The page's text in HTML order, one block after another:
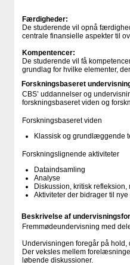
Færdigheder:
De studerende vil opnå
centrale finansielle aspekter til
Kompentencer:
De studerende vil få
grundlag for hvilke elementer,
Forskningsbaseret
CBS’ uddannelser og
forskningsbaseret viden og
Forskningsbaseret viden
Klassisk og grundlæggende
Forskningslignende aktiviteter
Dataindsamling
Analyse
Diskussion, kritisk refleksion,
Aktiviteter der bidrager til
Beskrivelse af
Fremmødeundervisning med
Undervisningen foregår på
Der veksles mellem
løbende diskussioner.